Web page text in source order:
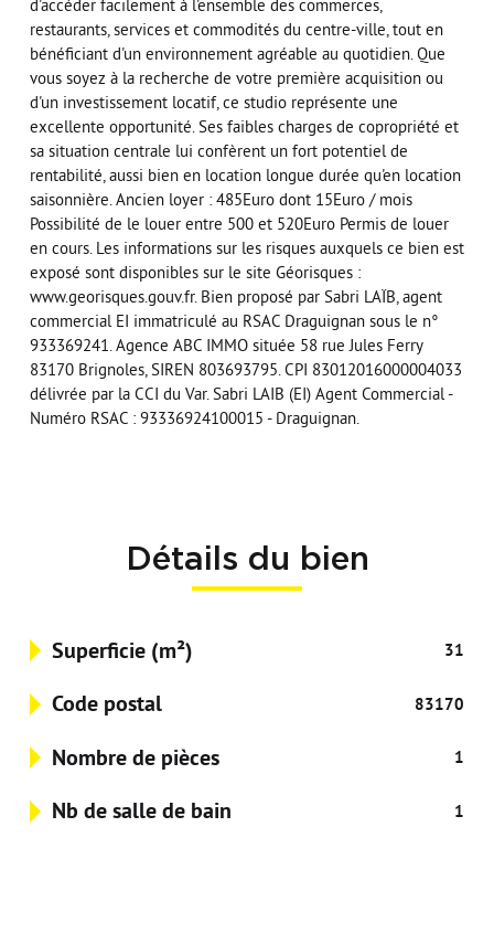
d'accéder facilement à l'ensemble des commerces,
restaurants, services et commodités du centre-ville, tout en
bénéficiant d'un environnement agréable au quotidien. Que
vous soyez à la recherche de votre première acquisition ou
d'un investissement locatif, ce studio représente une
excellente opportunité. Ses faibles charges de copropriété et
sa situation centrale lui confèrent un fort potentiel de
rentabilité, aussi bien en location longue durée qu'en location
saisonnière. Ancien loyer : 485Euro dont 15Euro / mois
Possibilité de le louer entre 500 et 520Euro Permis de louer
en cours. Les informations sur les risques auxquels ce bien est
exposé sont disponibles sur le site Géorisques :
www.georisques.gouv.fr. Bien proposé par Sabri LAÏB, agent
commercial EI immatriculé au RSAC Draguignan sous le n°
933369241. Agence ABC IMMO située 58 rue Jules Ferry
83170 Brignoles, SIREN 803693795. CPI 83012016000004033
délivrée par la CCI du Var. Sabri LAIB (EI) Agent Commercial -
Numéro RSAC : 93336924100015 - Draguignan.
Détails du bien
Superficie (m²) 31
Code postal 83170
Nombre de pièces 1
Nb de salle de bain 1